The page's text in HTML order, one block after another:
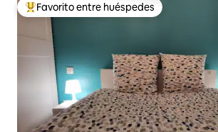
De los mejores en Favorito entre
Favorito entre huéspedes